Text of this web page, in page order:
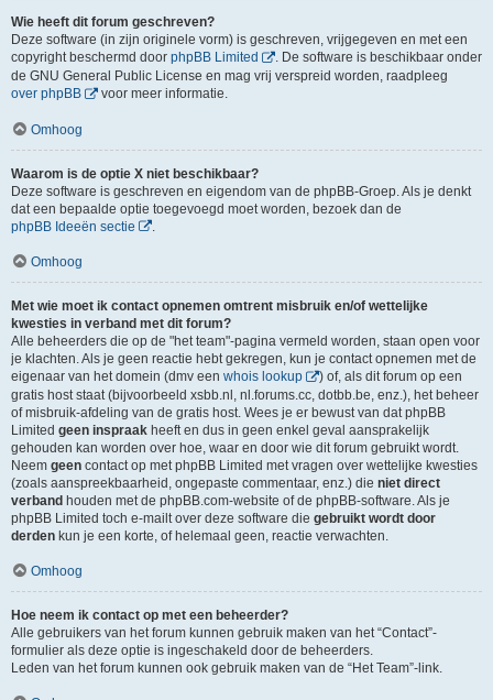
Wie heeft dit forum geschreven?
Deze software (in zijn originele vorm) is geschreven, vrijgegeven en met een
copyright beschermd door phpBB Limited
. De software is beschikbaar onder
de GNU General Public License en mag vrij verspreid worden, raadpleeg
over phpBB
voor meer informatie.
Omhoog
Waarom is de optie X niet beschikbaar?
Deze software is geschreven en eigendom van de phpBB-Groep. Als je denkt
dat een bepaalde optie toegevoegd moet worden, bezoek dan de
phpBB Ideeën sectie
Omhoog
Met wie moet ik contact opnemen omtrent misbruik en/of wettelijke
kwesties in verband met dit forum?
Alle beheerders die op de "het team"-pagina vermeld worden, staan open voor
je klachten. Als je geen reactie hebt gekregen, kun je contact opnemen met de
eigenaar van het domein (dmv een whois lookup
) of, als dit forum op een
gratis host staat (bijvoorbeeld xsbb.nl, nl.forums.cc, dotbb.be, enz.), het beheer
of misbruik-afdeling van de gratis host. Wees je er bewust van dat phpBB
Limited geen inspraak heeft en dus in geen enkel geval aansprakelijk
gehouden kan worden over hoe, waar en door wie dit forum gebruikt wordt.
Neem geen contact op met phpBB Limited met vragen over wettelijke kwesties
(zoals aanspreekbaarheid, ongepaste commentaar, enz.) die niet direct
verband houden met de phpBB.com-website of de phpBB-software. Als je
phpBB Limited toch e-mailt over deze software die gebruikt wordt door
derden kun je een korte, of helemaal geen, reactie verwachten.
Omhoog
Hoe neem ik contact op met een beheerder?
Alle gebruikers van het forum kunnen gebruik maken van het “Contact”-
formulier als deze optie is ingeschakeld door de beheerders.
Leden van het forum kunnen ook gebruik maken van de “Het Team”-link.